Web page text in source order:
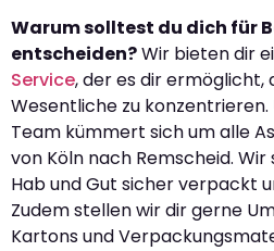
Warum solltest du dich für
entscheiden?Wir bieten dir
Service, der es dir ermöglicht,
Wesentliche zu
Team kümmert sich um alle
von Köln nach Remscheid.
Hab und Gut sicher verpackt
Zudem stellen wir dir gerne
Kartons und